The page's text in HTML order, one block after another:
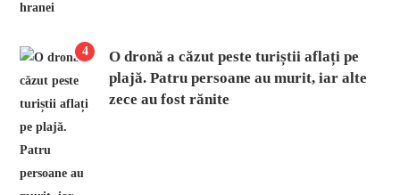
4
O dronă a căzut peste turiștii aflați pe
plajă. Patru persoane au murit, iar alte
zece au fost rănite